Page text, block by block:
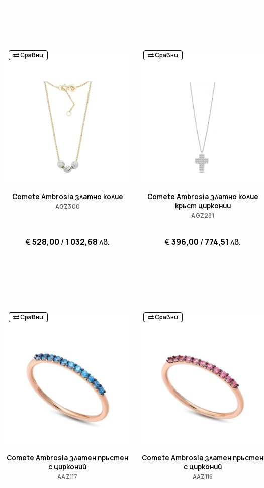
Сравни
Comete Ambrosia златно колие
AGZ300
€528,00 /1 032,68лв.
Сравни
Comete Ambrosia златно колие
кръст цирконии
AGZ281
€396,00 /774,51 лв.
Сравни
Comete Ambrosia златен пръстен
с цирконий
AAZ117
Сравни
Comete Ambrosia златен пръстен
с цирконий
AAZ116